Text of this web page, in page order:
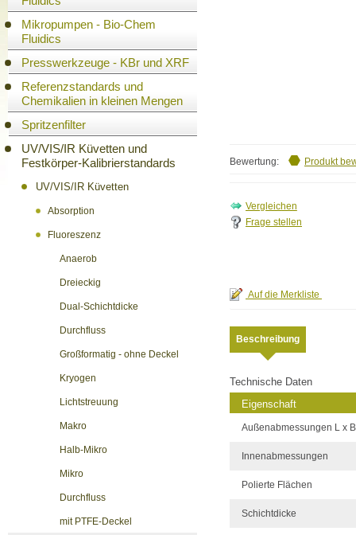
Mikropumpen - Bio-Chem
Fluidics
Presswerkzeuge - KBr und XRF
Referenzstandards und
Chemikalien in kleinen Mengen
Spritzenfilter
UV/VIS/IR Küvetten und
Festkörper-Kalibrierstandards
UV/VIS/IR Küvetten
Absorption
Fluoreszenz
Anaerob
Dreieckig
Dual-Schichtdicke
Durchfluss
Großformatig - ohne Deckel
Kryogen
Lichtstreuung
Makro
Halb-Mikro
Mikro
Durchfluss
mit PTFE-Deckel
Bewertung: Produkt
Frage stellen
Beschreibung
Technische Daten
Eigenschaft
Außenabmessungen L x
Innenabmessungen
Polierte Flächen
Schichtdicke